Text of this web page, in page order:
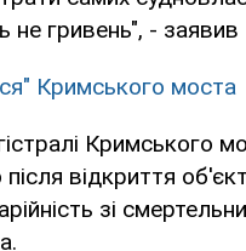
не гривень", -
Кримського моста
Кримського
відкриття
зі